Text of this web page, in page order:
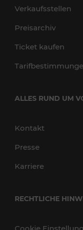
Verkaufsstellen
Preisarchiv
Ticket kaufen
ALLES RUND UM
Kontakt
Presse
Karriere
RECHTLICHE